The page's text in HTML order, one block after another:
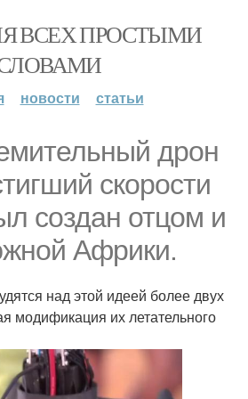
ВСЕХ ПРОСТЫМИ
новости статьи
дрон
скорости
создан отцом и
Африки.
над этой идеей более двух
модификация их летательного